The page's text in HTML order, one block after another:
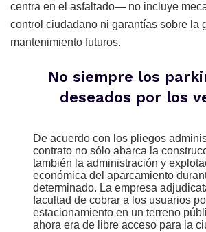
centra en el asfaltado— no incluye
control ciudadano ni garantías sobre la
mantenimiento futuros.
No siempre los
deseados por los
De acuerdo con los pliegos
contrato no sólo abarca la
también la administración y
económica del aparcamiento
determinado. La empresa
facultad de cobrar a los usuarios
estacionamiento en un terreno
ahora era de libre acceso para la